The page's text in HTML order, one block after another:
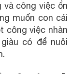
và công việc ổn
muốn con cái
công việc nhàn
có để nuôi